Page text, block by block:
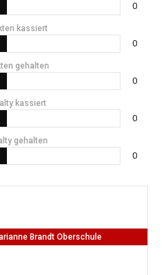
0
kassiert
0
gehalten
0
kassiert
0
gehalten
0
Brandt Oberschule